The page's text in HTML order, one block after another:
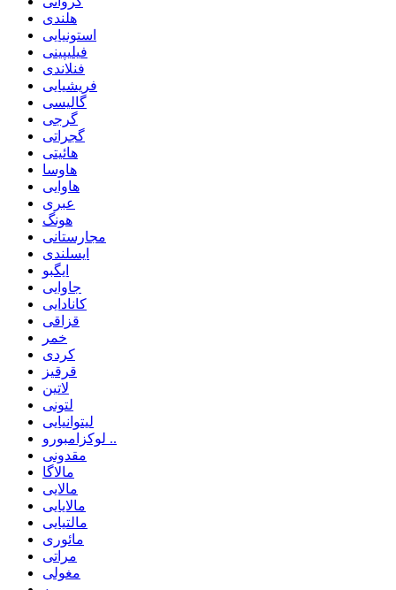
هلندی
استونیایی
فیلیپینی
فنلاندی
فریشیایی
گالیسی
گرجی
گجراتی
هائیتی
هاوسا
هاوایی
عبری
هونگ
مجارستانی
ایسلندی
ایگبو
جاوایی
کانادایی
قزاقی
خمر
کردی
قرقیز
لاتین
لتونی
لیتوانیایی
لوکزامبورو ..
مقدونی
مالاگا
مالایی
مالایایی
مالتیایی
مائوری
مراتی
مغولی